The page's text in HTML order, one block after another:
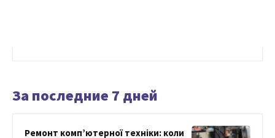
За последние 7 дней
Ремонт комп’ютерної техніки: коли